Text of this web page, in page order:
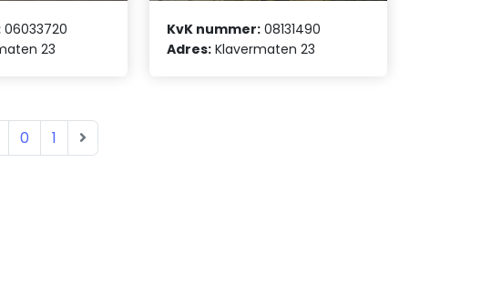
06033720
23
KvK nummer: 08131490
Adres: Klavermaten 23
0 1